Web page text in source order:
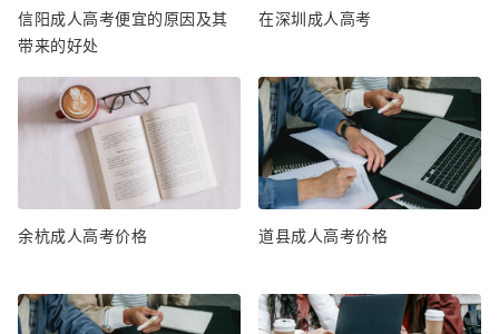
信阳成人高考便宜的原因及其
带来的好处
在深圳成人高考
余杭成人高考价格 道县成人高考价格